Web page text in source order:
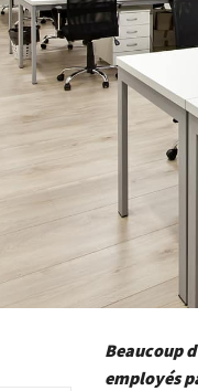
Beaucoup
employés